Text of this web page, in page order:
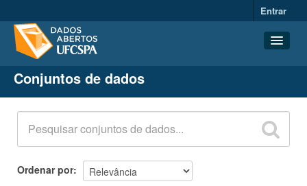
Entrar
Conjuntos de dados
Organizações
Grupos
Sobre
Conjuntos de dados
Ordenar por